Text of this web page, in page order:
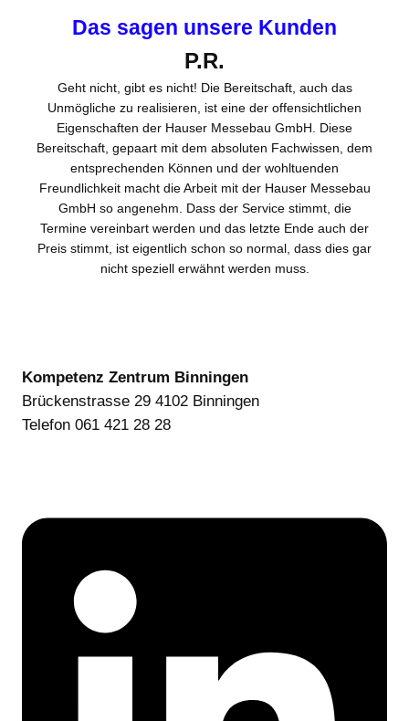
Das sagen unsere Kunden
P.R.
Geht nicht, gibt es nicht! Die Bereitschaft, auch das
Unmögliche zu realisieren, ist eine der offensichtlichen
Eigenschaften der Hauser Messebau GmbH. Diese
Bereitschaft, gepaart mit dem absoluten Fachwissen, dem
entsprechenden Können und der wohltuenden
Freundlichkeit macht die Arbeit mit der Hauser Messebau
GmbH so angenehm. Dass der Service stimmt, die
Termine vereinbart werden und das letzte Ende auch der
Preis stimmt, ist eigentlich schon so normal, dass dies gar
nicht speziell erwähnt werden muss.
Kompetenz Zentrum Binningen
Brückenstrasse 29 4102 Binningen
Telefon 061 421 28 28